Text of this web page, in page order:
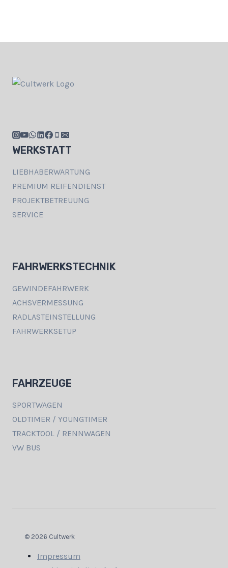
WERKSTATT
LIEBHABERWARTUNG
PREMIUM REIFENDIENST
PROJEKTBETREUUNG
SERVICE
FAHRWERKSTECHNIK
GEWINDEFAHRWERK
ACHSVERMESSUNG
RADLASTEINSTELLUNG
FAHRWERKSETUP
FAHRZEUGE
SPORTWAGEN
OLDTIMER / YOUNGTIMER
TRACKTOOL / RENNWAGEN
VW BUS
© 2026 Cultwerk
Impressum